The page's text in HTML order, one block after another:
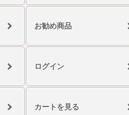
お勧め商品
ログイン
カートを見る